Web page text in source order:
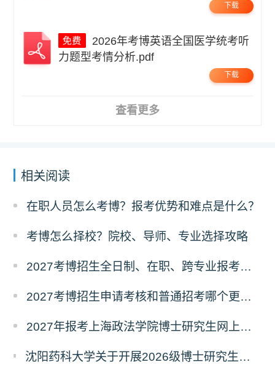
下载
力题型考情分析.pdf
下载
查看更多
相关阅读
在职人员怎么考博？报考优势和难点是什么？
考博怎么择校？院校、导师、专业选择攻略
2027考博招生全日制、在职、跨专业报考要求
2027考博招生申请考核和普通招考哪个更好考？
2027年报考上海政法学院博士研究生网上报名公告
沈阳药科大学关于开展2026级博士研究生录取后信息采集及档案调取等相关工作的通知